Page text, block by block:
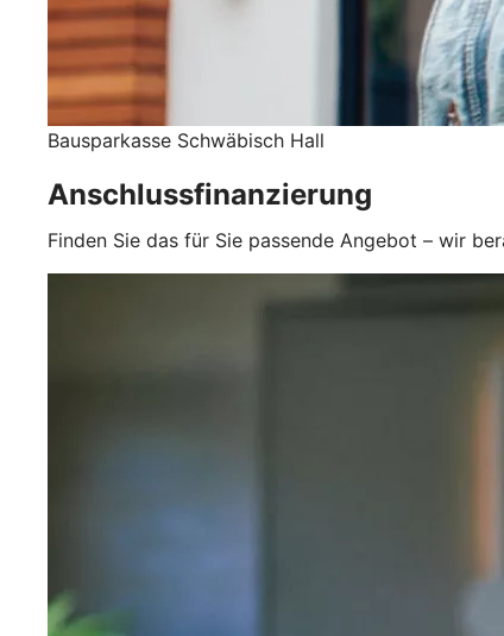
Bausparkasse Schwäbisch Hall
Anschlussfinanzierung
Finden Sie das für Sie passende Angebot – wir